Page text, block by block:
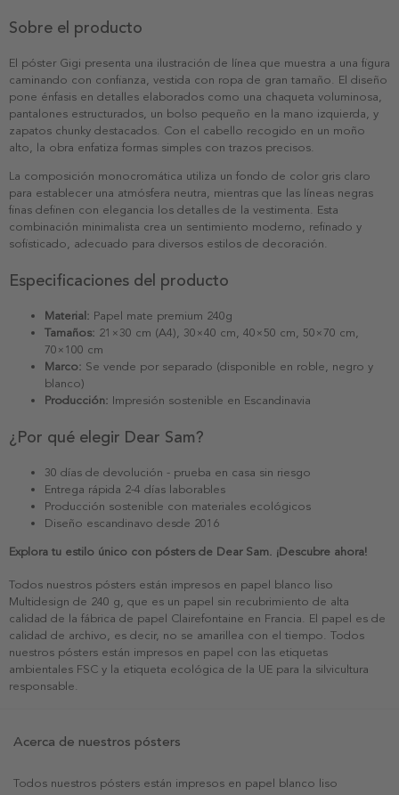
Sobre el producto
El póster Gigi presenta una ilustración de línea que muestra a una figura
caminando con confianza, vestida con ropa de gran tamaño. El diseño
pone énfasis en detalles elaborados como una chaqueta voluminosa,
pantalones estructurados, un bolso pequeño en la mano izquierda, y
zapatos chunky destacados. Con el cabello recogido en un moño
alto, la obra enfatiza formas simples con trazos precisos.
La composición monocromática utiliza un fondo de color gris claro
para establecer una atmósfera neutra, mientras que las líneas negras
finas definen con elegancia los detalles de la vestimenta. Esta
combinación minimalista crea un sentimiento moderno, refinado y
sofisticado, adecuado para diversos estilos de decoración.
Especificaciones del producto
Material: Papel mate premium 240g
Tamaños: 21×30 cm (A4), 30×40 cm, 40×50 cm, 50×70 cm,
70×100 cm
Marco: Se vende por separado (disponible en roble, negro y
blanco)
Producción: Impresión sostenible en Escandinavia
¿Por qué elegir Dear Sam?
30 días de devolución - prueba en casa sin riesgo
Entrega rápida 2-4 días laborables
Producción sostenible con materiales ecológicos
Diseño escandinavo desde 2016
Explora tu estilo único con pósters de Dear Sam. ¡Descubre ahora!
Todos nuestros pósters están impresos en papel blanco liso
Multidesign de 240 g, que es un papel sin recubrimiento de alta
calidad de la fábrica de papel Clairefontaine en Francia. El papel es de
calidad de archivo, es decir, no se amarillea con el tiempo. Todos
nuestros pósters están impresos en papel con las etiquetas
ambientales FSC y la etiqueta ecológica de la UE para la silvicultura
responsable.
Acerca de nuestros pósters
Todos nuestros pósters están impresos en papel blanco liso